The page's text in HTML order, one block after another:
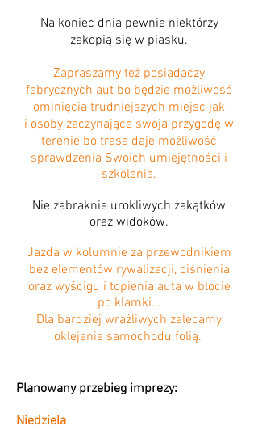
Na koniec dnia pewnie niektórzy
zakopią się w piasku.
Zapraszamy też posiadaczy
fabrycznych aut bo będzie możliwość
ominięcia trudniejszych miejsc jak
i osoby zaczynające swoja przygodę w
terenie bo trasa daje możliwość
sprawdzenia Swoich umiejętności i
szkolenia.
Nie zabraknie urokliwych zakątków
oraz widoków.
Jazda w kolumnie za przewodnikiem
bez elementów rywalizacji, ciśnienia
oraz wyścigu i topienia auta w błocie
po klamki...
Dla bardziej wrażliwych zalecamy
oklejenie samochodu folią.
Planowany przebieg imprezy:
Niedziela